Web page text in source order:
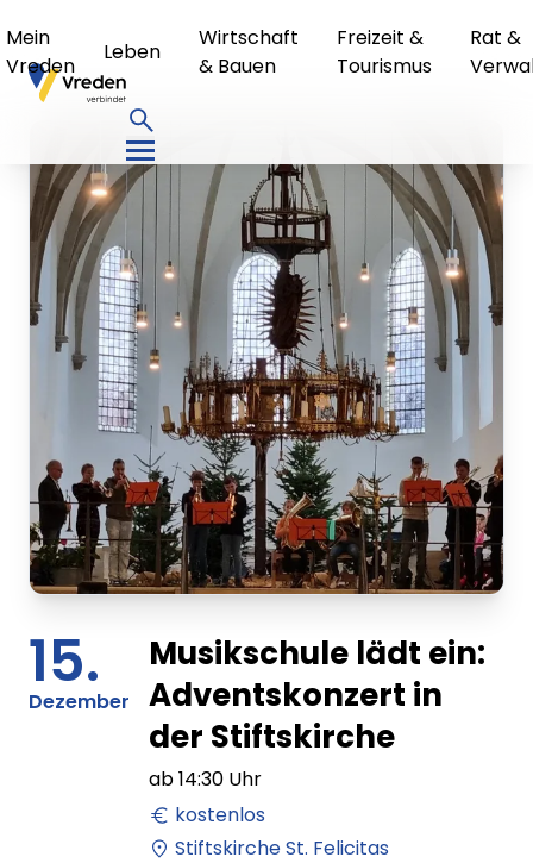
Mein
Vreden
Leben
Wirtschaft
& Bauen
Freizeit &
Tourismus
Rat &
15.
Dezember
Musikschule lädt ein:
Adventskonzert in
der Stiftskirche
ab14:30 Uhr
kostenlos
Stiftskirche St. Felicitas